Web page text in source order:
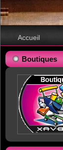
Accueil
Boutiques